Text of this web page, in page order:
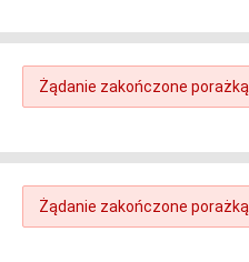
Żądanie zakończone porażką.
Żądanie zakończone porażką.